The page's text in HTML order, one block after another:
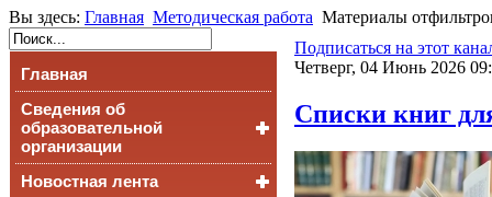
Вы здесь: Главная Методическая работа Материалы
Главная
Сведения об
образовательной
организации
Основные сведения
Новостная лента
Подписаться на этот
Четверг, 04 Июнь 2026
Списки книг